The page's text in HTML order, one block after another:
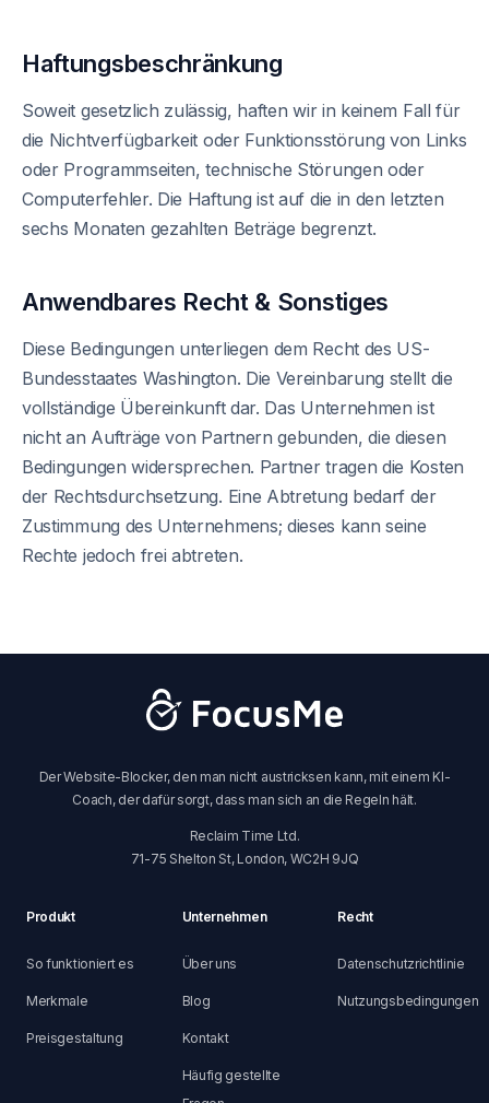
Haftungsbeschränkung
Soweit gesetzlich zulässig, haften wir in keinem Fall für
die Nichtverfügbarkeit oder Funktionsstörung von Links
oder Programmseiten, technische Störungen oder
Computerfehler. Die Haftung ist auf die in den letzten
sechs Monaten gezahlten Beträge begrenzt.
Anwendbares Recht & Sonstiges
Diese Bedingungen unterliegen dem Recht des US-
Bundesstaates Washington. Die Vereinbarung stellt die
vollständige Übereinkunft dar. Das Unternehmen ist
nicht an Aufträge von Partnern gebunden, die diesen
Bedingungen widersprechen. Partner tragen die Kosten
der Rechtsdurchsetzung. Eine Abtretung bedarf der
Zustimmung des Unternehmens; dieses kann seine
Rechte jedoch frei abtreten.
Der Website-Blocker, den man nicht austricksen kann, mit einem KI-
Coach, der dafür sorgt, dass man sich an die Regeln hält.
Reclaim Time Ltd.
71-75 Shelton St, London, WC2H 9JQ
Produkt
So funktioniert es
Merkmale
Preisgestaltung
Unternehmen
Über uns
Blog
Kontakt
Häufig gestellte
Recht
Datenschutzrichtlinie
Nutzungsbedingungen